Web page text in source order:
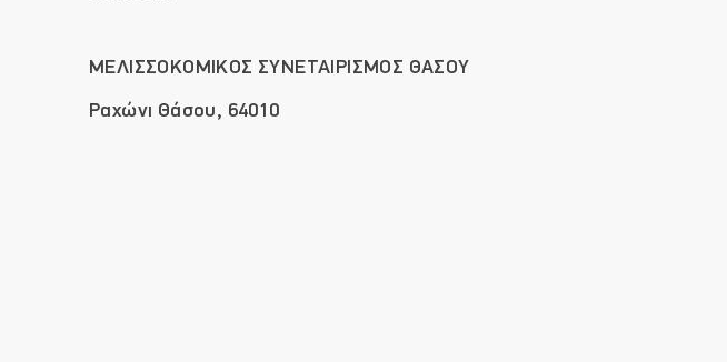
ΜΕΛΙΣΣΟΚΟΜΙΚΟΣ ΣΥΝΕΤΑΙΡΙΣΜΟΣ ΘΑΣΟΥ
Ραχώνι Θάσου, 64010